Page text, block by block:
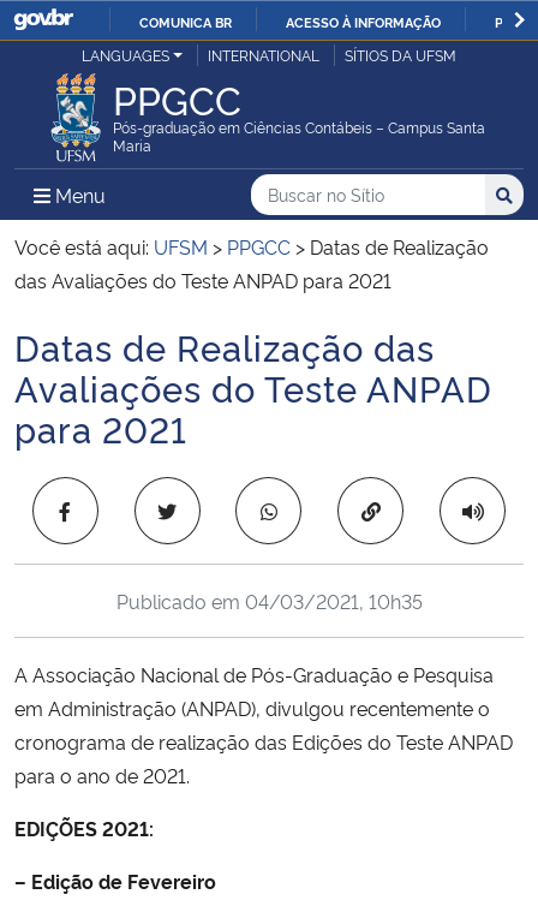
IR
O
COMUNICA BR ACESSO À INFORMAÇÃO
Ministério da Justiça e Segurança Pública
Ministério da Defesa
Ministério das Relações Exteriores
Ministério da Infraestrutura
Ministério da Agricultura, Pecuária e Abastecimento
Ministério da Educação
Ministério de Minas e Energia
Ministério da Ciência, Tecnologia, Inovações e Comunicações
Ministério do Meio Ambiente
Ministério do Turismo
LANGUAGES INTERNATIONAL SÍTIOS DA UFSM
PPGCC
Pós-graduação em Ciências Contábeis – Campus Santa
Maria
Menu Menu Principal do Sítio
Busca
Buscar no no Sítio
Busca:
Você está aqui: UFSM > PPGCC > Datas de Realização
das Avaliações do Teste ANPAD para 2021
Início do conteúdo
Datas de Realização das
Avaliações do Teste ANPAD
para 2021
Copiar para área
Publicado em 04/03/2021, 10h35
A Associação Nacional de Pós-Graduação e Pesquisa
em Administração (ANPAD), divulgou recentemente o
cronograma de realização das Edições do Teste ANPAD
para o ano de 2021.
EDIÇÕES 2021:
– Edição de Fevereiro